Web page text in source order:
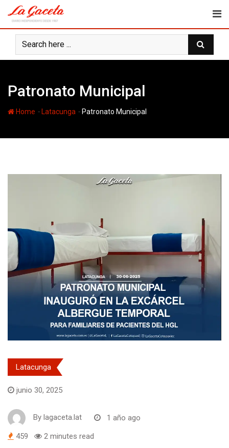
content
Patronato Municipal
Home - Latacunga - Patronato Municipal
Latacunga
junio 30, 2025
By lagaceta.lat 1 año ago
459 2 minutes read